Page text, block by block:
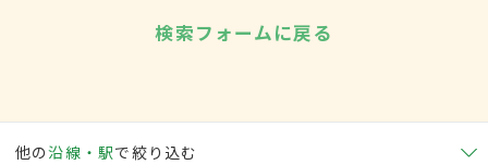
検索フォームに戻る
他の沿線・駅で絞り込む